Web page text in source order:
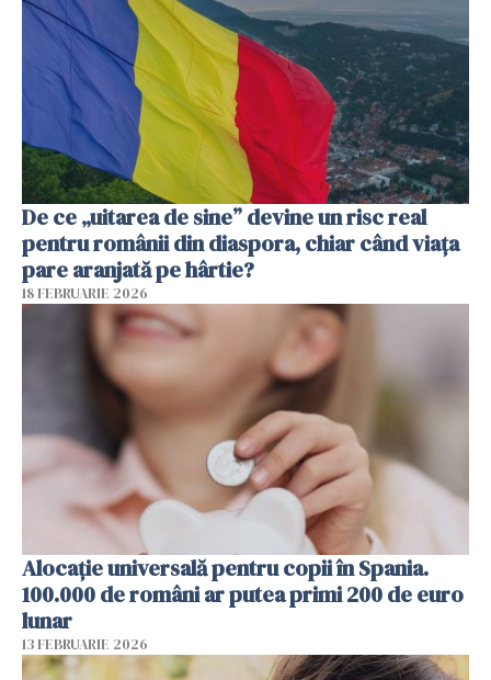
De ce „uitarea de sine” devine un risc real
pentru românii din diaspora, chiar când viața
pare aranjată pe hârtie?
18 FEBRUARIE 2026
Alocație universală pentru copii în Spania.
100.000 de români ar putea primi 200 de euro
lunar
13 FEBRUARIE 2026